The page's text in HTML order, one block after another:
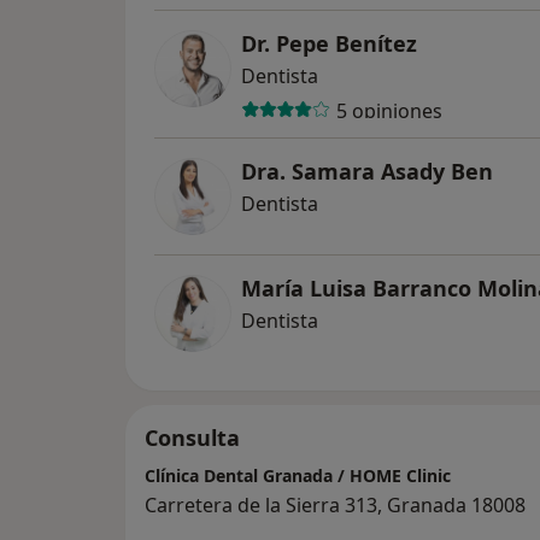
Dr. Pepe Benítez
Dentista
5 opiniones
Dra. Samara Asady Ben
Dentista
María Luisa Barranco
Dentista
Consulta
Clínica Dental Granada / HOME Clinic
Carretera de la Sierra 313, Granada 18008